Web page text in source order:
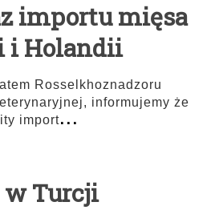
importu mięsa
i Holandii
Rosselkhoznadzoru
informujemy że
import...
w Turcji